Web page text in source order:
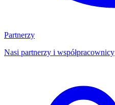
Partnerzy
Nasi partnerzy i współpracownicy